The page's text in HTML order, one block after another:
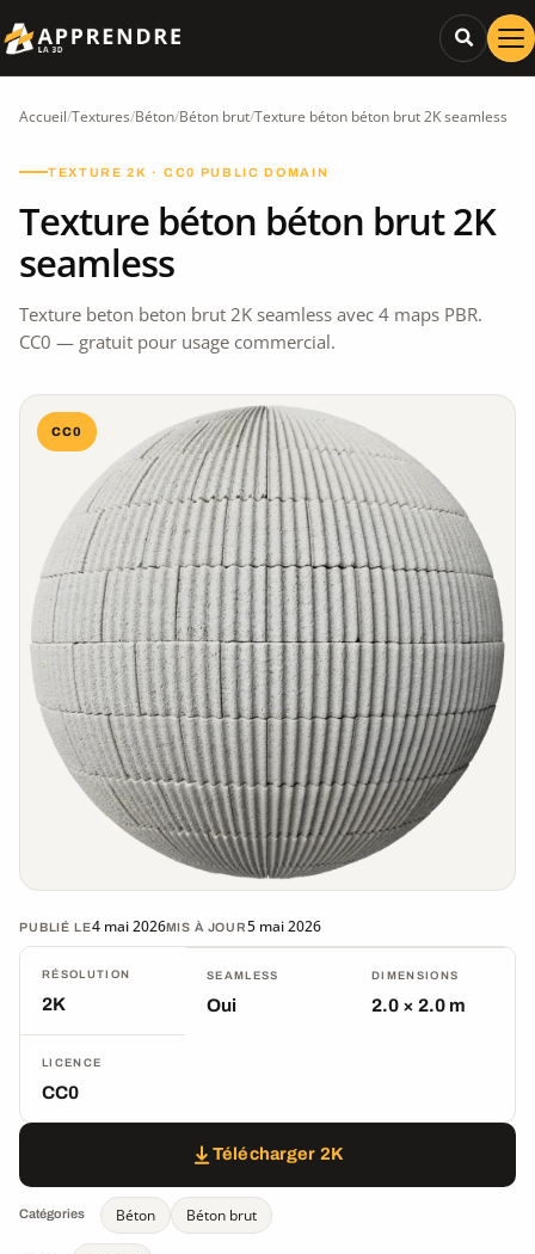
Accueil/Textures/Béton/Béton brut/Texture béton béton brut 2K seamless
TEXTURE 2K · CC0 PUBLIC DOMAIN
Texture béton béton brut 2K
seamless
Texture beton beton brut 2K seamless avec 4 maps PBR.
CC0 — gratuit pour usage commercial.
CC0
PUBLIÉ LE4 mai 2026MIS À JOUR5 mai 2026
RÉSOLUTION
2K
SEAMLESS
Oui
DIMENSIONS
2.0 × 2.0 m
LICENCE
CC0
Télécharger 2K
Catégories Béton Béton brut